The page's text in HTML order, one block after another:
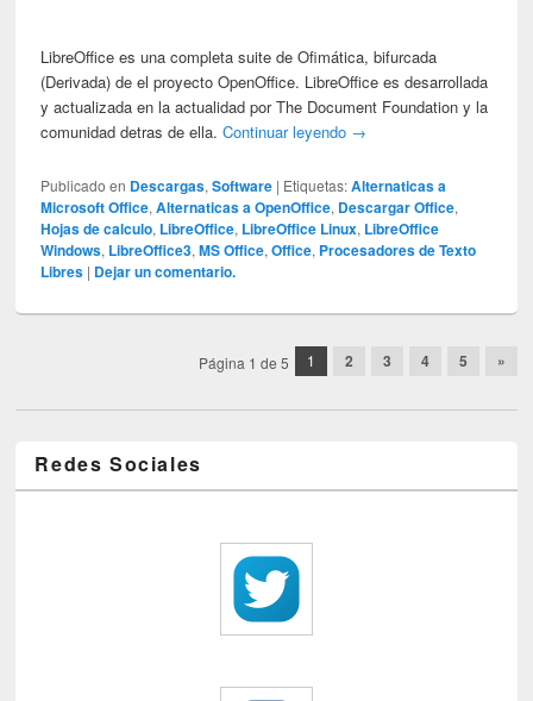
LibreOffice es una completa suite de Ofimática, bifurcada
(Derivada) de el proyecto OpenOffice. LibreOffice es desarrollada
y actualizada en la actualidad por The Document Foundation y la
comunidad detras de ella.Continuar leyendo →
Publicado en Descargas,Software | Etiquetas: Alternaticas a
Microsoft Office,Alternaticas a OpenOffice, Descargar Office,
Hojas de calculo, LibreOffice, LibreOffice Linux, LibreOffice
Windows, LibreOffice3,MS Office,Office, Procesadores de Texto
Libres | Dejar un comentario.
Página 1 de 5 1 2 3 4 5 »
Redes Sociales